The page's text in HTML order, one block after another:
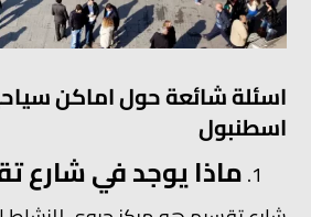
اسئلة شائعة حول اماكن
اسطنبول
ماذا يوجد في شارع